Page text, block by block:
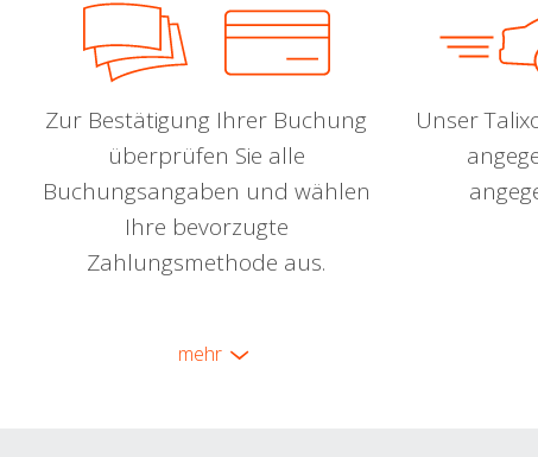
Zur Bestätigung Ihrer Buchung
überprüfen Sie alle
Buchungsangaben und wählen
Ihre bevorzugte
Zahlungsmethode aus.
Unser
mehr